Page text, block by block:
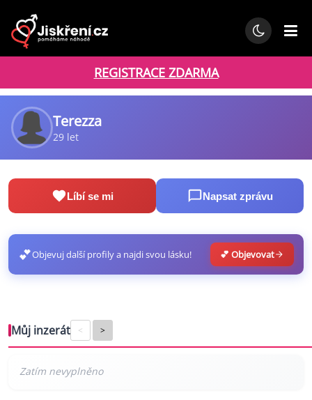
REGISTRACE ZDARMA
Terezza
29 let
Líbí se mi Napsat zprávu
💕Objevuj další profily a najdi svou lásku! 💕 Objevovat
Můj inzerát < >